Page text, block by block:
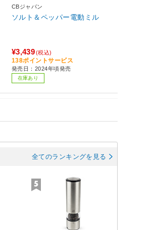
CBジャパン
ソルト＆ペッパー電動ミル
¥3,439(税込)
138ポイントサービス
発売日：2024年頃発売
在庫あり
全てのランキングを見る